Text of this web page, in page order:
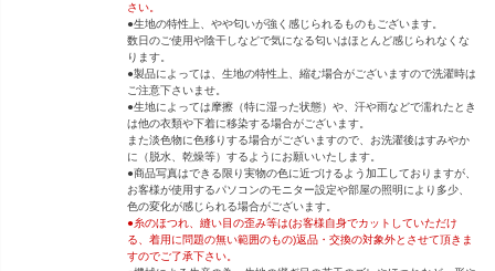
さい。
●生地の特性上、やや匂いが強く感じられるものもございます。
数日のご使用や陰干しなどで気になる匂いはほとんど感じられなくな
ります。
●製品によっては、生地の特性上、縮む場合がございますので洗濯時は
ご注意下さいませ。
●生地によっては摩擦（特に湿った状態）や、汗や雨などで濡れたとき
は他の衣類や下着に移染する場合がございます。
また淡色物に色移りする場合がございますので、お洗濯後はすみやか
に（脱水、乾燥等）するようにお願いいたします。
●商品写真はできる限り実物の色に近づけるよう加工しておりますが、
お客様が使用するパソコンのモニター設定や部屋の照明により多少、
色の変化が感じられる場合がございます。
●糸のほつれ、縫い目の歪み等は(お客様自身でカットしていただけ
る、着用に問題の無い範囲のもの)返品・交換の対象外とさせて頂きま
すのでご了承下さい。